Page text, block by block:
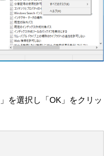
を選択し「OK」をクリッ